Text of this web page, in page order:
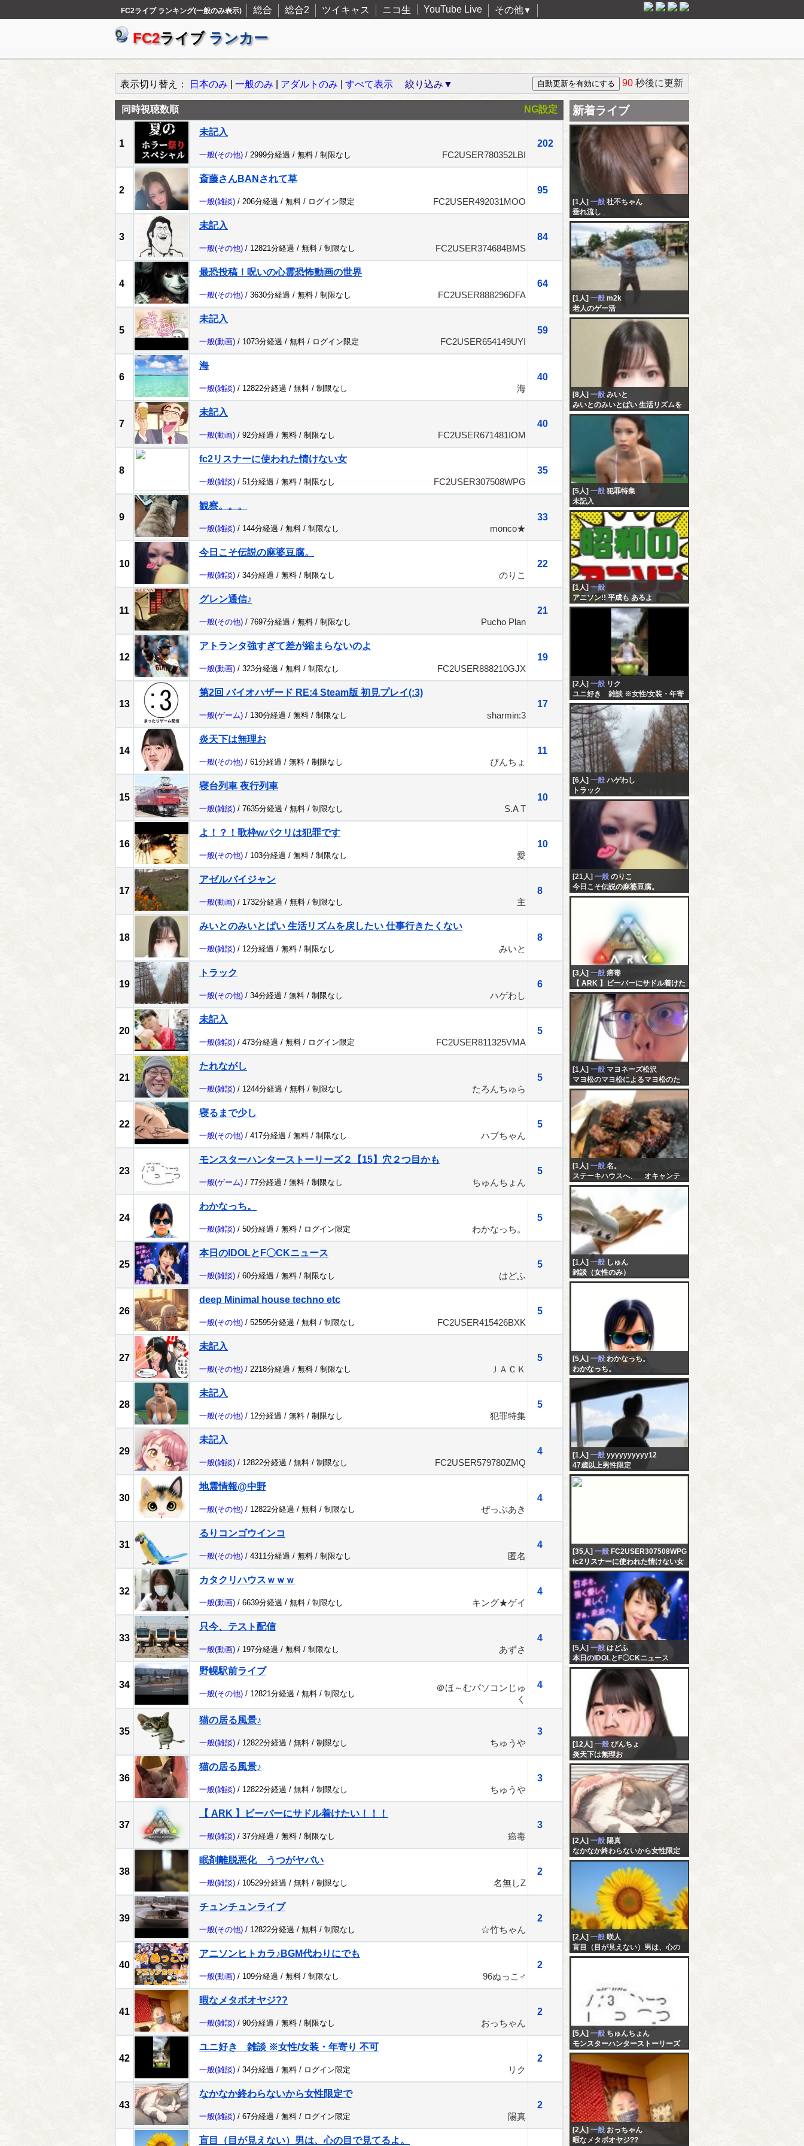
FC2ライブ ランキング(一般のみ表示) 総合 総合2 ツイキャス ニコ生 YouTube Live その他▼
FC2ライブ ランカー
表示切り替え： 日本のみ 一般のみ アダルトのみ すべて表示 絞り込み▼ 90 秒後に更新
同時視聴数順 NG設定
1
未記入
202
一般(その他) / 2999分経過 / 無料 / 制限なし FC2USER780352LBI
2
斎藤さんBANされて草
95
一般(雑談) / 206分経過 / 無料 / ログイン限定 FC2USER492031MOO
3
未記入
84
一般(その他) / 12821分経過 / 無料 / 制限なし FC2USER374684BMS
4
最恐投稿！呪いの心霊恐怖動画の世界
64
一般(その他) / 3630分経過 / 無料 / 制限なし FC2USER888296DFA
5
未記入
59
一般(動画) / 1073分経過 / 無料 / ログイン限定 FC2USER654149UYI
6
海
40
一般(雑談) / 12822分経過 / 無料 / 制限なし 海
7
未記入
40
一般(動画) / 92分経過 / 無料 / 制限なし FC2USER671481IOM
8
fc2リスナーに使われた情けない女
35
一般(雑談) / 51分経過 / 無料 / 制限なし FC2USER307508WPG
9
観察。。。
33
一般(雑談) / 144分経過 / 無料 / 制限なし monco★
10
今日こそ伝説の麻婆豆腐。
22
一般(雑談) / 34分経過 / 無料 / 制限なし のりこ
11
グレン通信♪
21
一般(その他) / 7697分経過 / 無料 / 制限なし Pucho Plan
12
アトランタ強すぎて差が縮まらないのよ
19
一般(動画) / 323分経過 / 無料 / 制限なし FC2USER888210GJX
13
第2回 バイオハザード RE:4 Steam版 初見プレイ(:3)
17
一般(ゲーム) / 130分経過 / 無料 / 制限なし sharmin:3
14
炎天下は無理お
11
一般(その他) / 61分経過 / 無料 / 制限なし ぴんちょ
15
寝台列車 夜行列車
10
一般(雑談) / 7635分経過 / 無料 / 制限なし S.A T
16
よ！？！歌枠wパクリは犯罪です
10
一般(その他) / 103分経過 / 無料 / 制限なし 愛
17
アゼルバイジャン
8
一般(動画) / 1732分経過 / 無料 / 制限なし 主
18
みいとのみいとぱい 生活リズムを戻したい 仕事行きたくない
8
一般(雑談) / 12分経過 / 無料 / 制限なし みいと
19
トラック
6
一般(その他) / 34分経過 / 無料 / 制限なし ハゲわし
20
未記入
5
一般(雑談) / 473分経過 / 無料 / ログイン限定 FC2USER811325VMA
21
たれながし
5
一般(雑談) / 1244分経過 / 無料 / 制限なし たろんちゅら
22
寝るまで少し
5
一般(その他) / 417分経過 / 無料 / 制限なし ハブちゃん
23
モンスターハンターストーリーズ２【15】穴２つ目かも
5
一般(ゲーム) / 77分経過 / 無料 / 制限なし ちゅんちょん
24
わかなっち。
5
一般(雑談) / 50分経過 / 無料 / ログイン限定 わかなっち。
25
本日のIDOLとF〇CKニュース
5
一般(雑談) / 60分経過 / 無料 / 制限なし はどふ
26
deep Minimal house techno etc
5
一般(その他) / 52595分経過 / 無料 / 制限なし FC2USER415426BXK
27
未記入
5
一般(その他) / 2218分経過 / 無料 / 制限なし ＪＡＣＫ
28
未記入
5
一般(その他) / 12分経過 / 無料 / 制限なし 犯罪特集
29
未記入
4
一般(雑談) / 12822分経過 / 無料 / 制限なし FC2USER579780ZMQ
30
地震情報@中野
4
一般(その他) / 12822分経過 / 無料 / 制限なし ぜっぷあき
31
るりコンゴウインコ
4
一般(その他) / 4311分経過 / 無料 / 制限なし 匿名
32
カタクリハウスｗｗｗ
4
一般(動画) / 6639分経過 / 無料 / 制限なし キング★ゲイ
33
只今、テスト配信
4
一般(動画) / 197分経過 / 無料 / 制限なし あずさ
34
野幌駅前ライブ
4
一般(その他) / 12821分経過 / 無料 / 制限なし
＠ほ～むパソコンじゅ
く
35
猫の居る風景♪
3
一般(雑談) / 12822分経過 / 無料 / 制限なし ちゅうや
36
猫の居る風景♪
3
一般(雑談) / 12822分経過 / 無料 / 制限なし ちゅうや
37
【 ARK 】ビーバーにサドル着けたい！！！
3
一般(雑談) / 37分経過 / 無料 / 制限なし 癌毒
38
眠剤離脱悪化 うつがヤバい
2
一般(雑談) / 10529分経過 / 無料 / 制限なし 名無しZ
39
チュンチュンライブ
2
一般(その他) / 12822分経過 / 無料 / 制限なし ☆竹ちゃん
40
アニソンヒトカラ♪BGM代わりにでも
2
一般(動画) / 109分経過 / 無料 / 制限なし 96ぬっこ♂
41
暇なメタボオヤジ??
2
一般(雑談) / 90分経過 / 無料 / 制限なし おっちゃん
42
ユニ好き 雑談 ※女性/女装・年寄り 不可
2
一般(雑談) / 34分経過 / 無料 / ログイン限定 リク
43
なかなか終わらないから女性限定で
2
一般(雑談) / 67分経過 / 無料 / ログイン限定 陽真
盲目（目が見えない）男は、心の目で見てるよ。
新着ライブ
[1人] 一般 社不ちゃん
垂れ流し
[1人] 一般 m2k
老人のゲー活
[8人] 一般 みいと
みいとのみいとぱい 生活リズムを
戻したい 仕事行きたくない
[5人] 一般 犯罪特集
未記入
[1人] 一般
アニソン!! 平成も あるよ
[2人] 一般 リク
ユニ好き 雑談 ※女性/女装・年寄
り 不可
[6人] 一般 ハゲわし
トラック
[21人] 一般 のりこ
今日こそ伝説の麻婆豆腐。
[3人] 一般 癌毒
【 ARK 】ビーバーにサドル着けた
い！！！
[1人] 一般 マヨネーズ松沢
マヨ松のマヨ松によるマヨ松のた
めの配信
[1人] 一般 名。
ステーキハウスへ、 オキャンテ
ィ
[1人] 一般 しゅん
雑談（女性のみ）
[5人] 一般 わかなっち。
わかなっち。
[1人] 一般 yyyyyyyyyy12
47歳以上男性限定
[35人] 一般 FC2USER307508WPG
fc2リスナーに使われた情けない女
[5人] 一般 はどふ
本日のIDOLとF〇CKニュース
[12人] 一般 ぴんちょ
炎天下は無理お
[2人] 一般 陽真
なかなか終わらないから女性限定
で
[2人] 一般 咲人
盲目（目が見えない）男は、心の
目で見てるよ。
[5人] 一般 ちゅんちょん
モンスターハンターストーリーズ
２【15】穴２つ目かも
[2人] 一般 おっちゃん
暇なメタボオヤジ??